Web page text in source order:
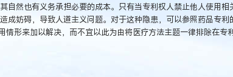
自然也有义务承担必要的成本。只有当专利权人禁止他人使用
成妨碍，导致人道主义问题。对于这种隐患，可以参照药品专利
情形来加以解决，而不宜以此为由将医疗方法主题一律排除在专